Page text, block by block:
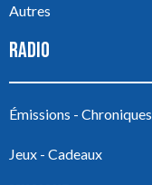
Autres
RADIO
Émissions - Chroniques
Jeux - Cadeaux